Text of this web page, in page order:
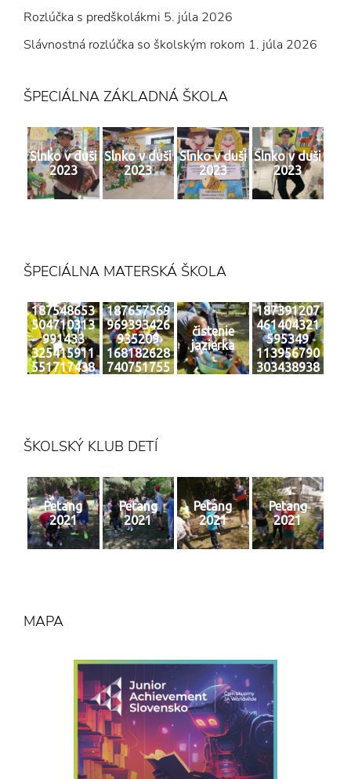
Rozlúčka s predškolákmi 5. júla 2026
Slávnostná rozlúčka so školským rokom 1. júla 2026
ŠPECIÁLNA ZÁKLADNÁ ŠKOLA
Slnko v duši
2023
Slnko v duši
2023
Slnko v duši
2023
Slnko v duši
2023
ŠPECIÁLNA MATERSKÁ ŠKOLA
187548653
504710313
991433
325415911
551717438
187657569
969393426
935209
168182628
740751755
čistenie
jazierka
187391207
461404321
595349
113956790
303438938
ŠKOLSKÝ KLUB DETÍ
Petang
2021
Petang
2021
Petang
2021
Petang
2021
MAPA